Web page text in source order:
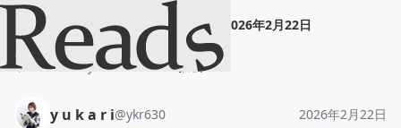
y u k a r i"アンデル2 2026年2月22日
ホーム y u k a r i 投稿
y u k a r i@ykr630 2026年2月22日